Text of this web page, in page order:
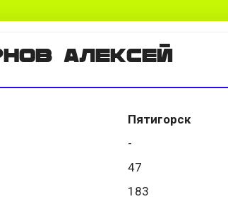
Алексей
Пятигорск
-
47
183